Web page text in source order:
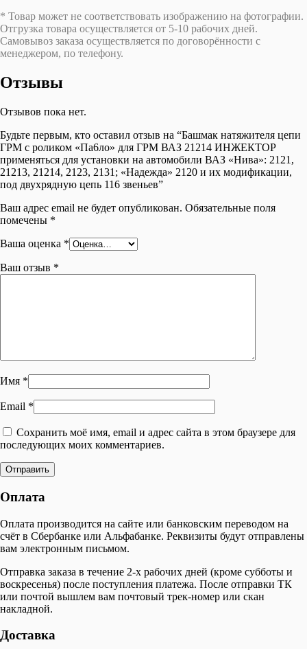
* Товар может не соответствовать изображению на фотографии.
Отгрузка товара осуществляется от 5-10 рабочих дней.
Самовывоз заказа осуществляется по договорённости с
менеджером, по телефону.
Отзывы
Отзывов пока нет.
Будьте первым, кто оставил отзыв на “Башмак натяжителя цепи
ГРМ с роликом «Па6ло» для ГРМ ВАЗ 21214 ИНЖЕКТОР
применяться для установки на автомобили ВАЗ «Нива»: 2121,
21213, 21214, 2123, 2131; «Надежда» 2120 и их модификации,
под двухрядную цепь 116 звеньев”
Ваш адрес email не будет опубликован. Обязательные поля
помечены *
Ваша оценка *
Ваш отзыв *
Имя *
Email *
Сохранить моё имя, email и адрес сайта в этом браузере для
последующих моих комментариев.
Оплата
Оплата производится на сайте или банковским переводом на
счёт в Сбербанке или Альфабанке. Реквизиты будут отправлены
вам электронным письмом.
Отправка заказа в течение 2-х рабочих дней (кроме субботы и
воскресенья) после поступления платежа. После отправки ТК
или почтой вышлем вам почтовый трек-номер или скан
накладной.
Доставка